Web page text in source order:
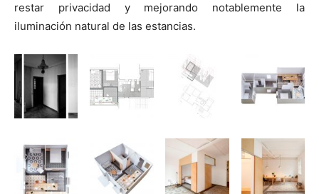
restar privacidad y mejorando notablemente la
iluminación natural de las estancias.